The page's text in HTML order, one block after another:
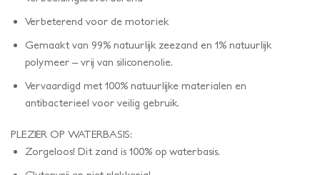
Verbeterend voor de motoriek
Gemaakt van 99% natuurlijk zeezand en 1% natuurlijk
polymeer – vrij van siliconenolie.
Vervaardigd met 100% natuurlijke materialen en
antibacterieel voor veilig gebruik.
PLEZIER OP WATERBASIS:
Zorgeloos! Dit zand is 100% op waterbasis.